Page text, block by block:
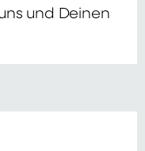
und Deinen